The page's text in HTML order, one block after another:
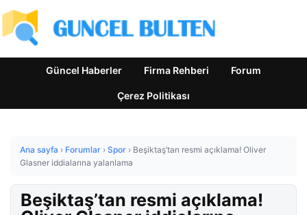
Güncel Haberler Firma Rehberi Forum
Çerez Politikası
Ana sayfa › Forumlar › Spor › Beşiktaş’tan resmi açıklama! Oliver
Glasner iddialarına yalanlama
Beşiktaş’tan resmi açıklama!